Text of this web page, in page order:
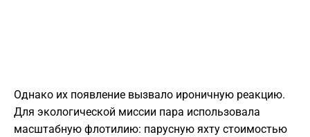
Однако их появление вызвало ироничную реакцию.
Для экологической миссии пара использовала
масштабную флотилию: парусную яхту стоимостью